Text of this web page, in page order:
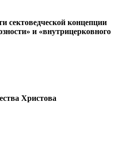
сектоведческой концепции
и «внутрицерковного
Христова